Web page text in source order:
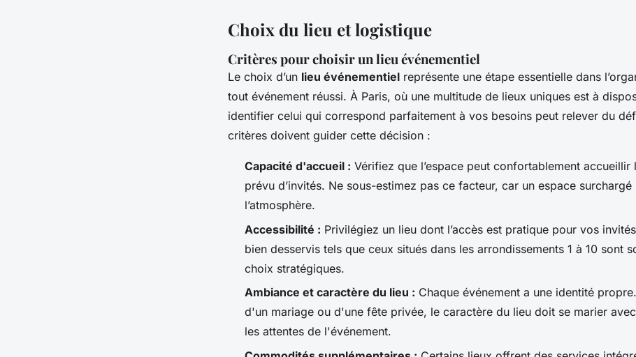
Choix du lieu et logistique
Critères pour choisir un lieu événementiel
Le choix d’un lieu événementiel représente une étape essentielle dans
tout événement réussi. À Paris, où une multitude de lieux uniques est à
identifier celui qui correspond parfaitement à vos besoins peut relever du
critères doivent guider cette décision :
Capacité d'accueil : Vérifiez que l’espace peut confortablement accueillir
prévu d’invités. Ne sous-estimez pas ce facteur, car un espace surchargé
l’atmosphère.
Accessibilité : Privilégiez un lieu dont l’accès est pratique pour vos
bien desservis tels que ceux situés dans les arrondissements 1 à 10 sont
choix stratégiques.
Ambiance et caractère du lieu : Chaque événement a une identité
d'un mariage ou d'une fête privée, le caractère du lieu doit se marier
les attentes de l'événement.